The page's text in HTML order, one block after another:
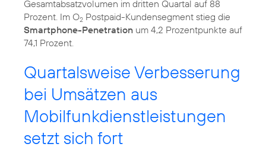
Gesamtabsatzvolumen im dritten Quartal auf 88
Prozent. Im O2 Postpaid-Kundensegment stieg die
Smartphone-Penetration um 4,2 Prozentpunkte auf
74,1 Prozent.
Quartalsweise Verbesserung
bei Umsätzen aus
Mobilfunkdienstleistungen
setzt sich fort